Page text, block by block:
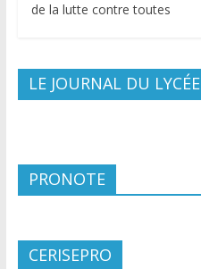
de la lutte contre toutes
LE JOURNAL DU LYCÉE
PRONOTE
CERISEPRO